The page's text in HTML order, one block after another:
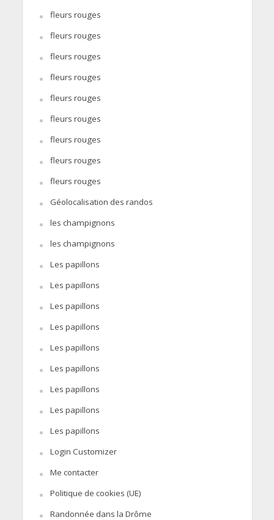
fleurs rouges
fleurs rouges
fleurs rouges
fleurs rouges
fleurs rouges
fleurs rouges
fleurs rouges
fleurs rouges
fleurs rouges
Géolocalisation des randos
les champignons
les champignons
Les papillons
Les papillons
Les papillons
Les papillons
Les papillons
Les papillons
Les papillons
Les papillons
Les papillons
Login Customizer
Me contacter
Politique de cookies (UE)
Randonnée dans la Drôme